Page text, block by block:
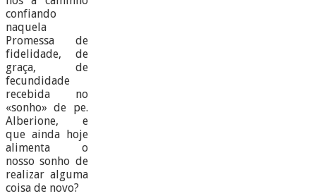
confiando
naquela
Promessa de
fidelidade, de
graça, de
fecundidade
recebida no
«sonho» de pe.
Alberione, e
que ainda hoje
alimenta o
nosso sonho de
realizar alguma
coisa de novo?